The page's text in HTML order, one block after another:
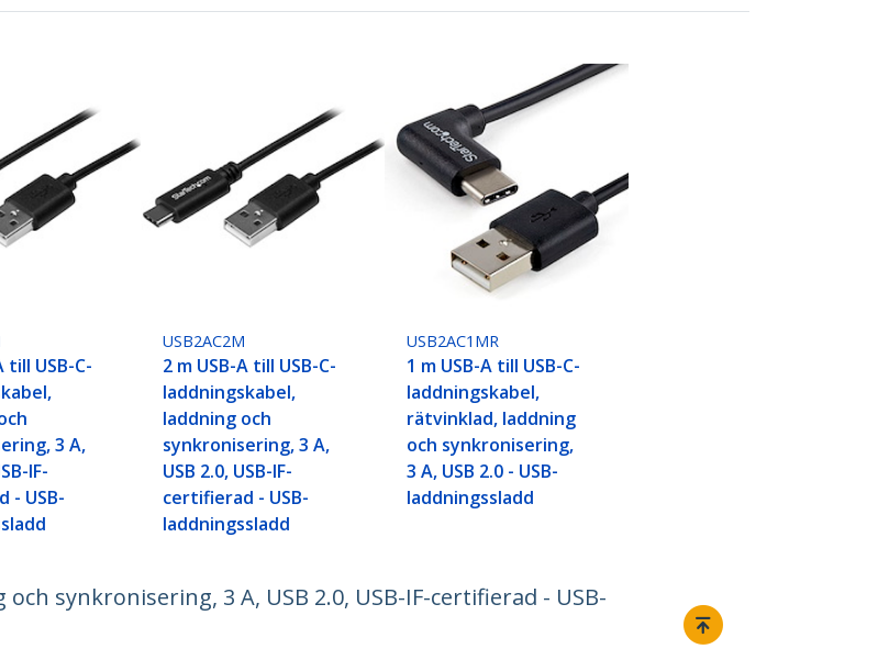
till USB-C-
3 A,
IF-
- USB-
USB2AC2M
2 m USB-A till USB-C-
laddningskabel,
laddning och
synkronisering, 3 A,
USB 2.0, USB-IF-
certifierad - USB-
laddningssladd
USB2AC1MR
1 m USB-A till USB-C-
laddningskabel,
rätvinklad, laddning
och synkronisering,
3 A, USB 2.0 - USB-
laddningssladd
synkronisering, 3 A, USB 2.0, USB-IF-certifierad - USB-